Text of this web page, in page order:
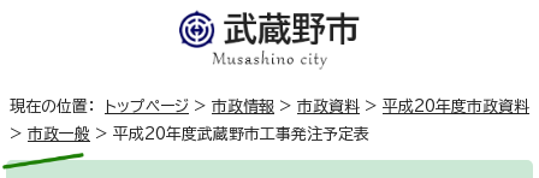
現在の位置： トップページ > 市政情報 > 市政資料 > 平成20年度市政資料
> 市政一般 > 平成20年度武蔵野市工事発注予定表